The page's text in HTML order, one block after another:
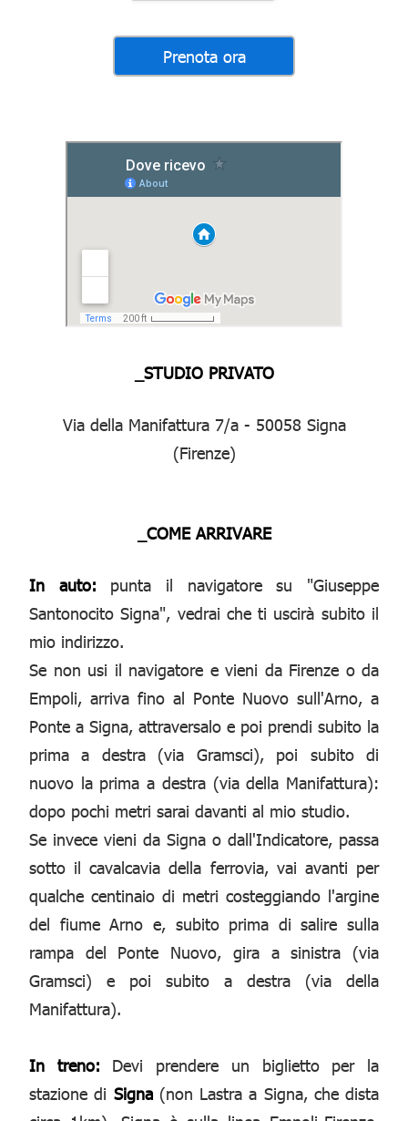
_STUDIO PRIVATO
Via della Manifattura 7/a - 50058 Signa
(Firenze)
_COME ARRIVARE
In auto: punta il navigatore su "Giuseppe
Santonocito Signa", vedrai che ti uscirà subito il
mio indirizzo.
Se non usi il navigatore e vieni da Firenze o da
Empoli, arriva fino al Ponte Nuovo sull'Arno, a
Ponte a Signa, attraversalo e poi prendi subito la
prima a destra (via Gramsci), poi subito di
nuovo la prima a destra (via della Manifattura):
dopo pochi metri sarai davanti al mio studio.
Se invece vieni da Signa o dall'Indicatore, passa
sotto il cavalcavia della ferrovia, vai avanti per
qualche centinaio di metri costeggiando l'argine
del fiume Arno e, subito prima di salire sulla
rampa del Ponte Nuovo, gira a sinistra (via
Gramsci) e poi subito a destra (via della
Manifattura).
In treno: Devi prendere un biglietto per la
stazione di Signa(non Lastra a Signa, che dista